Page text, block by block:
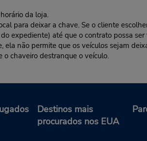
da loja.
para deixar a chave. Se o cliente
expediente) até que o contrato possa
ela não permite que os veículos sejam
o chaveiro destranque o veículo.
Destinos mais
procurados nos EUA